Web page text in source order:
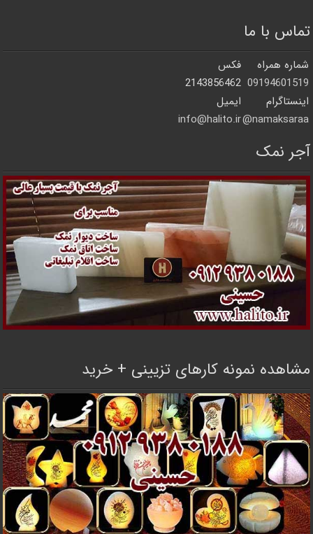
تماس با ما
شماره همراه
فکس
09194601519
2143856462
اینستاگرام
ایمیل
namaksaraa@
info@halito.ir
آجر نمک
مشاهده نمونه کارهای تزیینی + خرید